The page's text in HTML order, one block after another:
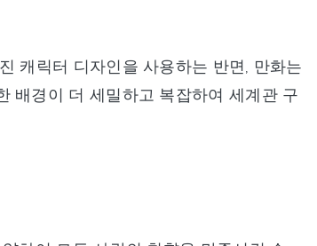
캐릭터 디자인을 사용하는 반면, 만화는
배경이 더 세밀하고 복잡하여 세계관 구